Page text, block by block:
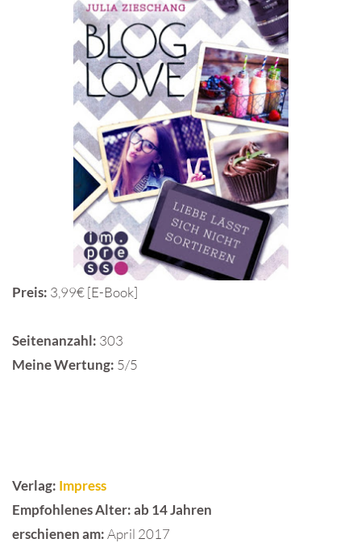
Preis: 3,99€ [E-Book]
Seitenanzahl: 303
Meine Wertung: 5/5
Verlag: Impress
Empfohlenes Alter:ab 14 Jahren
erschienen am:April 2017